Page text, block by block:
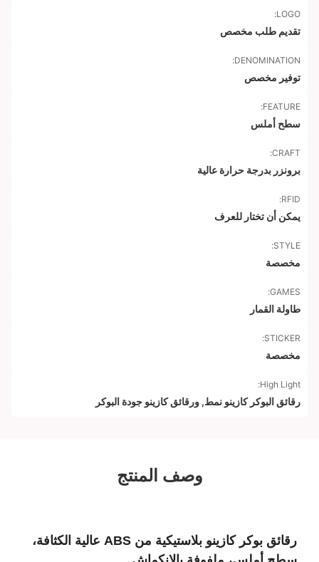
LOGO:
تقديم طلب مخصص
DENOMINATION:
توفير مخصص
FEATURE:
سطح أملس
CRAFT:
برونزر بدرجة حرارة عالية
RFID:
يمكن أن تختار للعرف
STYLE:
مخصصة
GAMES:
طاولة القمار
STICKER:
مخصصة
High Light:
رقائق البوكر كازينو نمط, ورقائق كازينو جودة البوكر
وصف المنتج
رقائق بوكر كازينو بلاستيكية من ABS عالية الكثافة،